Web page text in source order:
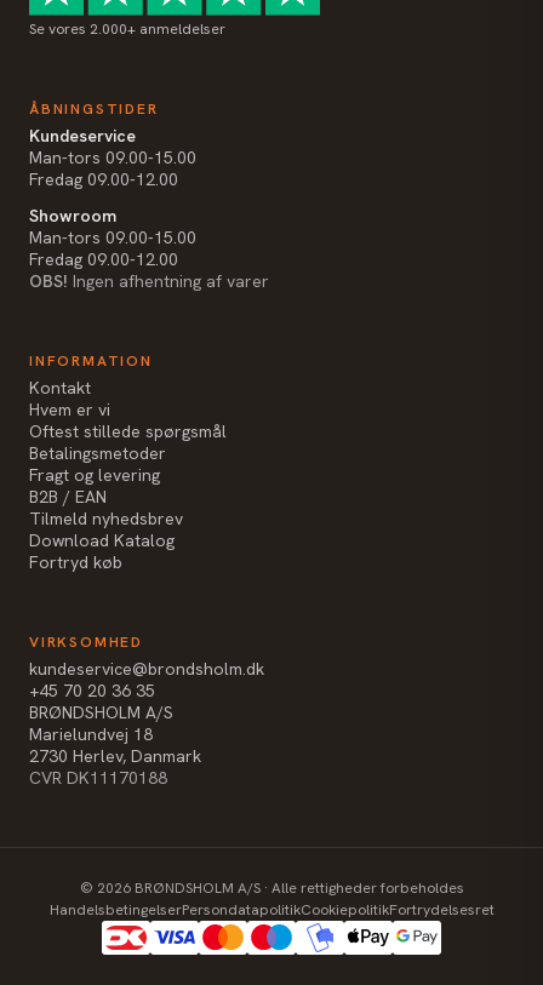
Se vores 2.000+ anmeldelser
ÅBNINGSTIDER
Kundeservice
Man-tors 09.00-15.00
Fredag 09.00-12.00
Showroom
Man-tors 09.00-15.00
Fredag 09.00-12.00
OBS! Ingen afhentning af varer
INFORMATION
Kontakt
Hvem er vi
Oftest stillede spørgsmål
Betalingsmetoder
Fragt og levering
B2B / EAN
Tilmeld nyhedsbrev
Download Katalog
Fortryd køb
VIRKSOMHED
kundeservice@brondsholm.dk
+45 70 20 36 35
BRØNDSHOLM A/S
Marielundvej 18
2730 Herlev, Danmark
CVR DK11170188
© 2026BRØNDSHOLM A/S · Alle rettigheder forbeholdes
HandelsbetingelserPersondatapolitikCookiepolitikFortrydelsesret